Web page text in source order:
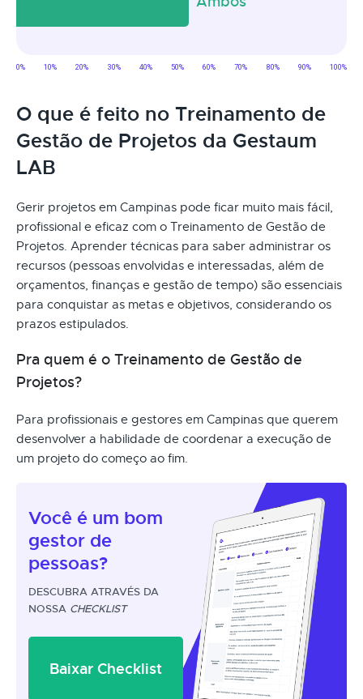
O que é feito no Treinamento de
Gestão de Projetos da Gestaum
LAB
Gerir projetos em Campinas pode ficar muito mais fácil,
profissional e eficaz com o Treinamento de Gestão de
Projetos. Aprender técnicas para saber administrar os
recursos (pessoas envolvidas e interessadas, além de
orçamentos, finanças e gestão de tempo) são essenciais
para conquistar as metas e objetivos, considerando os
prazos estipulados.
Pra quem é o Treinamento de Gestão de
Projetos?
Para profissionais e gestores em Campinas que querem
desenvolver a habilidade de coordenar a execução de
um projeto do começo ao fim.
Você é um bom
gestor de
pessoas?
DESCUBRA ATRAVÉS DA
NOSSA CHECKLIST
Baixar Checklist